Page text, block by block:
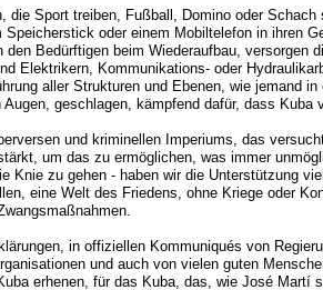
die Sport treiben, Fußball, Domino oder
Speicherstick oder einem Mobiltelefon in ihren
den Bedürftigen beim Wiederaufbau, versorgen
Elektrikern, Kommunikations- oder
aller Strukturen und Ebenen, wie jemand
Augen, geschlagen, kämpfend dafür, dass Kuba
und kriminellen Imperiums, das
um das zu ermöglichen, was immer
Knie zu gehen - haben wir die Unterstützung
eine Welt des Friedens, ohne Kriege oder
in offiziellen Kommuniqués von
und auch von vielen guten
erhenen, für das Kuba, das, wie José Martí